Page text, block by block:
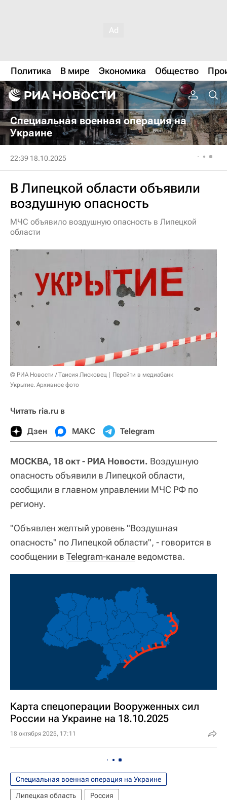
Политика В мире Экономика Общество
Специальная военная операция на
Украине
22:39 18.10.2025
В Липецкой области объявили
воздушную опасность
МЧС объявило воздушную опасность в Липецкой
области
© РИА Новости / Таисия Лисковец
Перейти в медиабанк
Укрытие. Архивное фото
Читать ria.ru в
Дзен МАКС Telegram
МОСКВА, 18 окт - РИА Новости. Воздушную
опасность объявили в Липецкой области,
сообщили в главном управлении МЧС РФ по
региону.
"Объявлен желтый уровень "Воздушная
опасность" по Липецкой области", - говорится в
сообщении в Telegram-канале ведомства.
Карта спецоперации Вооруженных сил
России на Украине на 18.10.2025
18 октября 2025, 17:11
Специальная военная операция на Украине
Липецкая область
Россия